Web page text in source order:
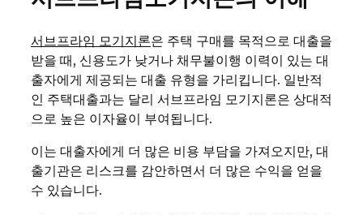
서브프라임 모기지론은 주택 구매를 목적으로 대출을
받을 때, 신용도가 낮거나 채무불이행 이력이 있는 대
출자에게 제공되는 대출 유형을 가리킵니다. 일반적
인 주택대출과는 달리 서브프라임 모기지론은 상대적
으로 높은 이자율이 부여됩니다.
이는 대출자에게 더 많은 비용 부담을 가져오지만, 대
출기관은 리스크를 감안하면서 더 많은 수익을 얻을
수 있습니다.